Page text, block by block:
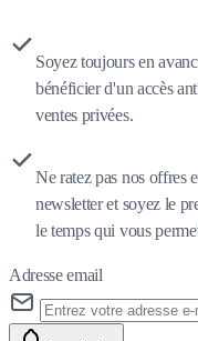
Soyez toujours en
bénéficier d'un accès
ventes privées.
Ne ratez pas nos offres
newsletter et soyez le
le temps qui vous
Adresse email